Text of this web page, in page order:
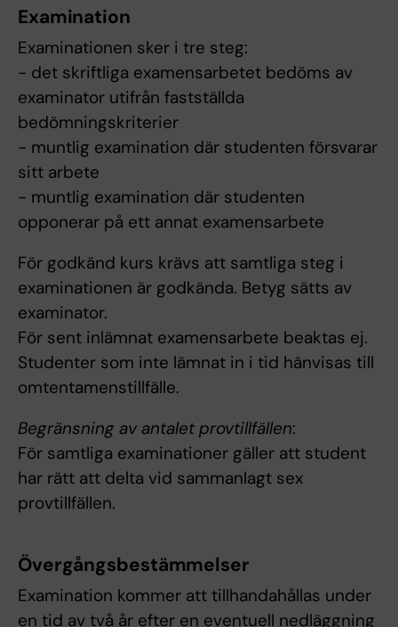
Examination
Examinationen sker i tre steg:
- det skriftliga examensarbetet bedöms av
examinator utifrån fastställda
bedömningskriterier
- muntlig examination där studenten försvarar
sitt arbete
- muntlig examination där studenten
opponerar på ett annat examensarbete
För godkänd kurs krävs att samtliga steg i
examinationen är godkända. Betyg sätts av
examinator.
För sent inlämnat examensarbete beaktas ej.
Studenter som inte lämnat in i tid hänvisas till
omtentamenstillfälle.
Begränsning av antalet provtillfällen:
För samtliga examinationer gäller att student
har rätt att delta vid sammanlagt sex
provtillfällen.
Övergångsbestämmelser
Examination kommer att tillhandahållas under
en tid av två år efter en eventuell nedläggning